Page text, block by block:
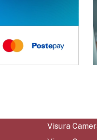
Visura